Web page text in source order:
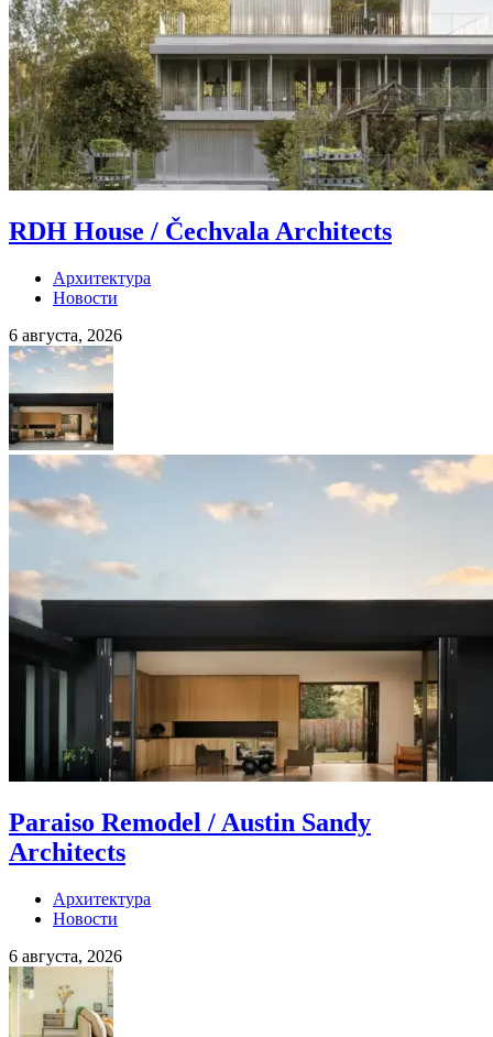
RDH House / Čechvala Architects
Архитектура
Новости
6 августа, 2026
Paraiso Remodel / Austin Sandy
Architects
Архитектура
Новости
6 августа, 2026